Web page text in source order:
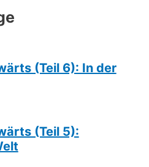
(Teil 6): In der
(Teil 5):